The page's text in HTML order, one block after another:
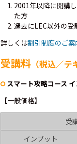
2001年以降に開講
た方
過去にLEC以外の
詳しくは割引制度のご案
受講料 （税込／テ
スマート攻略コース
【一般価格】
受
インプット